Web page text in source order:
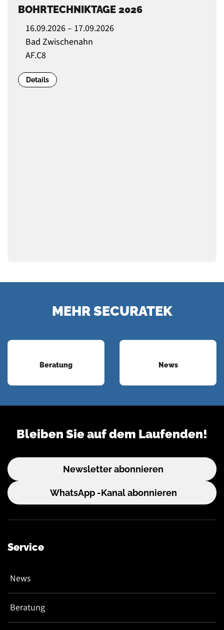
BOHRTECHNIKTAGE 2026
16.09.2026 – 17.09.2026
Bad Zwischenahn
AF.C8
Details
MEHR SECURATEK
Beratung News
Bleiben Sie auf dem Laufenden!
Newsletter abonnieren
WhatsApp -Kanal abonnieren
Service
News
Beratung